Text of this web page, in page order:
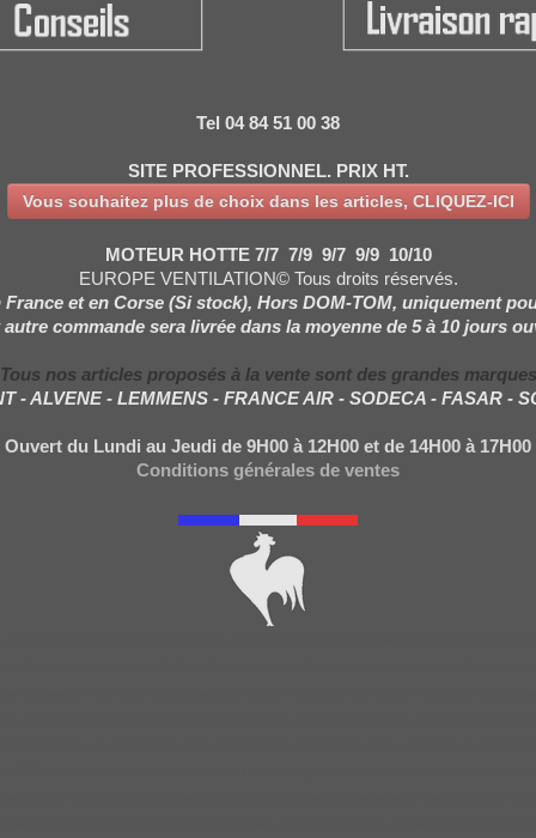
Tel 04 84 51 00 38
SITE PROFESSIONNEL. PRIX HT.
Vous souhaitez plus de choix dans les articles, CLIQUEZ-ICI
MOTEUR HOTTE 7/7 7/9 9/7 9/9 10/10
EUROPE VENTILATION© Tous droits réservés.
et en Corse (Si stock), Hors DOM-TOM, uniquement
autre commande sera livrée dans la moyenne de 5 à 10 jours
Tous nos articles proposés à la vente sont des grandes marques
- ALVENE - LEMMENS - FRANCE AIR - SODECA - FASAR -
Ouvert du Lundi au Jeudi de 9H00 à 12H00 et de 14H00 à 17H00
Conditions générales de ventes